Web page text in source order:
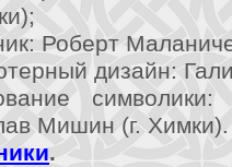
Роберт
дизайн:
Мишин (г. Химки).
.